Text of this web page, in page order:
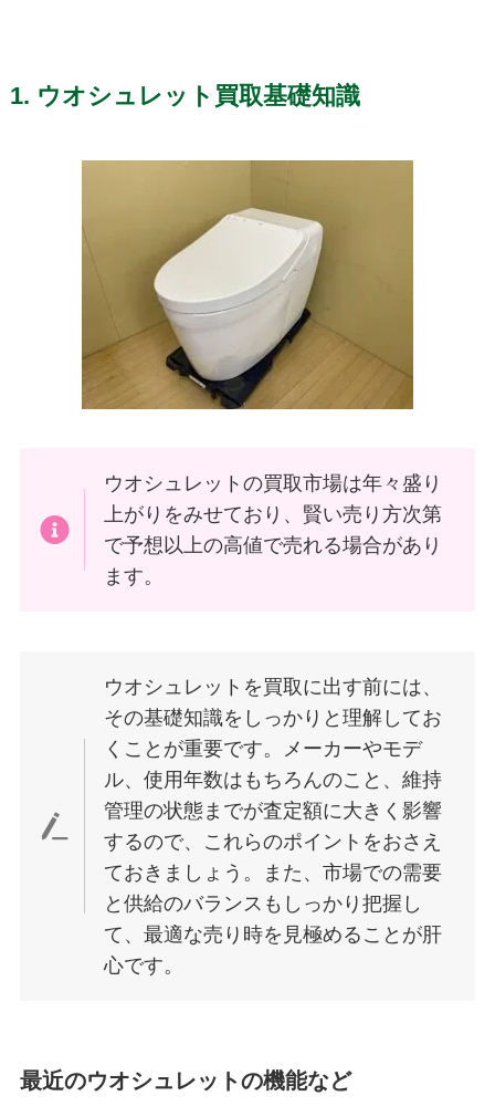
1. ウオシュレット買取基礎知識
ウオシュレットの買取市場は年々盛り
上がりをみせており、賢い売り方次第
で予想以上の高値で売れる場合があり
ます。
ウオシュレットを買取に出す前には、
その基礎知識をしっかりと理解してお
くことが重要です。メーカーやモデ
ル、使用年数はもちろんのこと、維持
管理の状態までが査定額に大きく影響
するので、これらのポイントをおさえ
ておきましょう。また、市場での需要
と供給のバランスもしっかり把握し
て、最適な売り時を見極めることが肝
心です。
最近のウオシュレットの機能など